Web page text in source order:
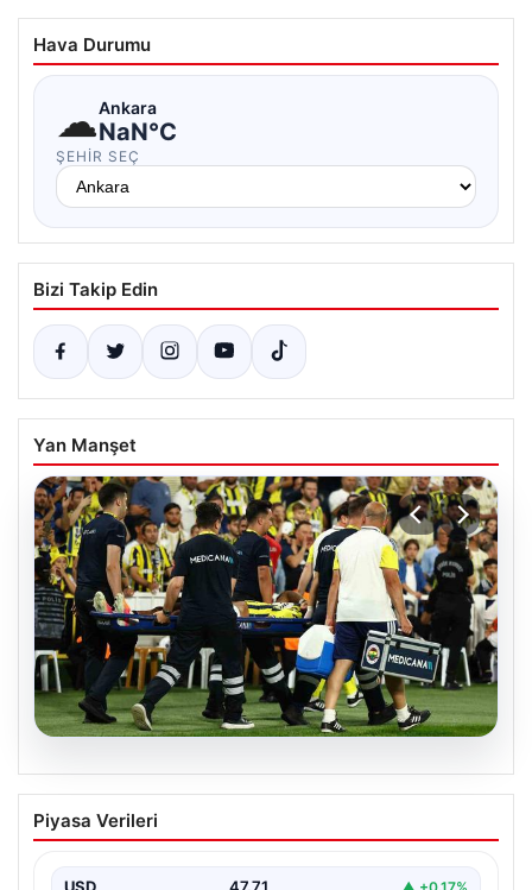
Hava Durumu
☁Ankara
NaN°C
ŞEHIR SEÇ
Bizi Takip Edin
Yan Manşet
05.08.2026
Fenerbahçe’de Sturm Graz Maçında
Oosterwolde’den Üzücü Haber!
Almanya temsilcisi Sturm Graz'ı evinde ağırladı.
Piyasa Verileri